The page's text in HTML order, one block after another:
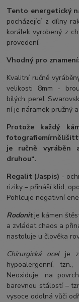
Tento energetický
pocházející z dílny
korálek vyrobený z
provedení.
Vhodný pro znamení:
Kvalitní ručně
velikosti 8mm -
bílých perel
ní je náramek pružný
Protože každý
fotografiemírnělišit
je ručně vyráběn
druhou“.
Regalit (Jaspis) -
riziky – přináší klid,
Pohlcuje negativní
Rodonitje kámen
a zvládat chaos a
nastoluje u člověka
Chirurgická ocelje
hypoalergenní,
Neoxiduje, na
barevnou stálostí –
vysoce odolná vůči